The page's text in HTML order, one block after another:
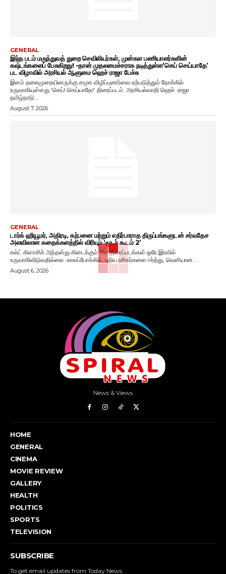
GENERAL
இந்த படம் மருத்துவத் துறை செவிலியர்கள், முன்கள பணியாளர்களின்
கஷ்டங்களைப் பேசுகிறது! -தான் முதலமைச்சராக நடித்துள்ள’செய் செய்யாதே’
பட விழாவில் அரசியல் ஆளுமை ஹெச் ராஜா பேச்சு
இளம் தலைமுறையினருக்கு சமூக விழிப்புணர்வை ஏற்படுத்தும் நோக்கில்
உருவாகியுள்ளது ‘செய்! செய்யாதே!’ திரைப்படம். அரசியல்வாதி ஹெச். ராஜா
தமிழ்நாடு...
August 7, 2026
GENERAL
டார்க் ஹியூமர், அதிரடி, கற்பனை மற்றும் எதிர்பாராத திருப்பங்களுடன் சர்வதேச
அளவிலான கதைக்களத்தில் விரியும் ‘மூடர் கூடம் 2’
கல்ட் கிளாசிக் அந்தஸ்து கிடைக்கும் சில திரைப்படங்கள் ஒரே இரவில்
உருவாகிவிடுவதில்லை. காலப்போக்கில், புதிய ரசிகர்களை ஈர்த்து, வெளியான...
August 6, 2026
News & Views
HOME
GENERAL
CINEMA
MOVIE REVIEW
GALLERY
HEALTH
POLITICS
SPORTS
TELEVISION
SUBSCRIBE
To get email updates from Today News.